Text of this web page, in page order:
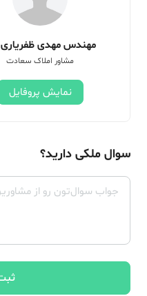
مهندس مهدی ظفریاری
مشاور املاک سعادت
نمایش پروفایل
سوال ملکی دارید؟